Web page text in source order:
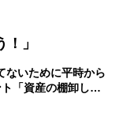
」
ないために平時から
「資産の棚卸し…